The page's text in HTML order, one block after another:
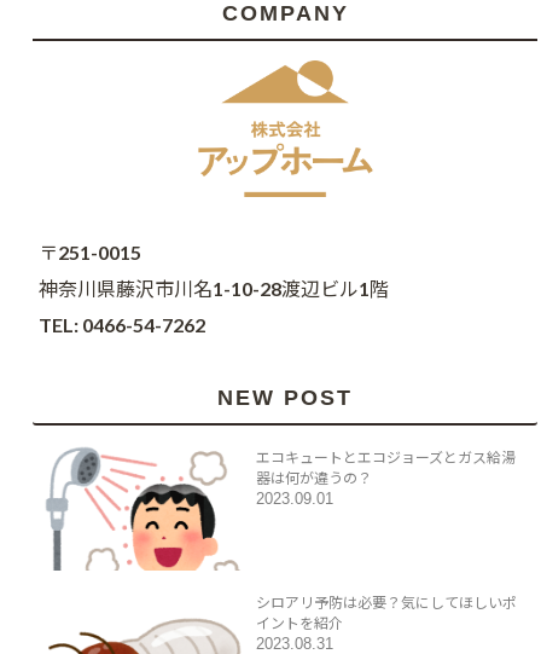
COMPANY
〒251-0015
神奈川県藤沢市川名1-10-28渡辺ビル1階
TEL: 0466-54-7262
NEW POST
エコキュートとエコジョーズとガス給湯
器は何が違うの？
2023.09.01
シロアリ予防は必要？気にしてほしいポ
イントを紹介
2023.08.31